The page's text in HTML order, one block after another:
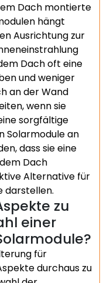
Dach montierte
hängt
Ausrichtung zur
Dach oft eine
und weniger
an der Wand
wenn sie
sorgfältige
Solarmodule an
dass sie eine
Dach
Alternative für
darstellen.
zu
einer
für
durchaus zu